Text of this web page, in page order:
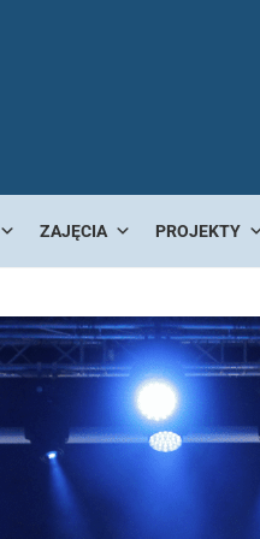
ZAJĘCIA PROJEKTY